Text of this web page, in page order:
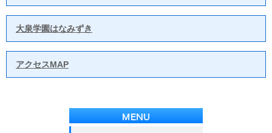
大泉学園はなみずき
アクセスMAP